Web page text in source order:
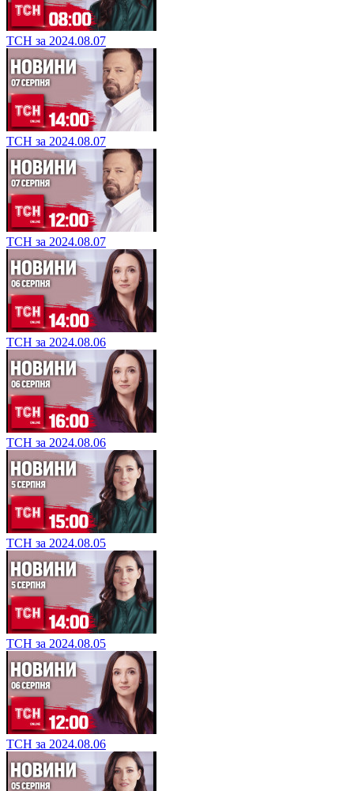
ТСН за 2024.08.07
ТСН за 2024.08.07
ТСН за 2024.08.07
ТСН за 2024.08.06
ТСН за 2024.08.06
ТСН за 2024.08.05
ТСН за 2024.08.05
ТСН за 2024.08.06